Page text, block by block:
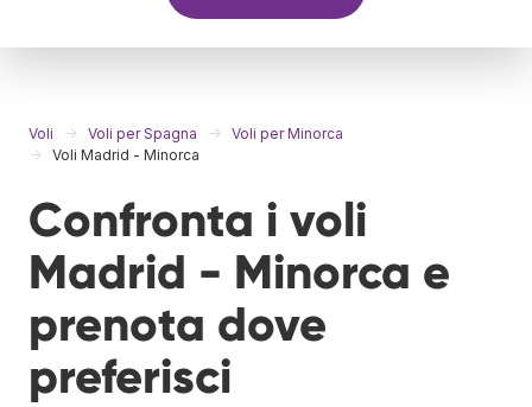
Voli Voli per Spagna
Voli per Minorca
Voli Madrid - Minorca
Confronta i voli
Madrid - Minorca e
prenota dove
preferisci